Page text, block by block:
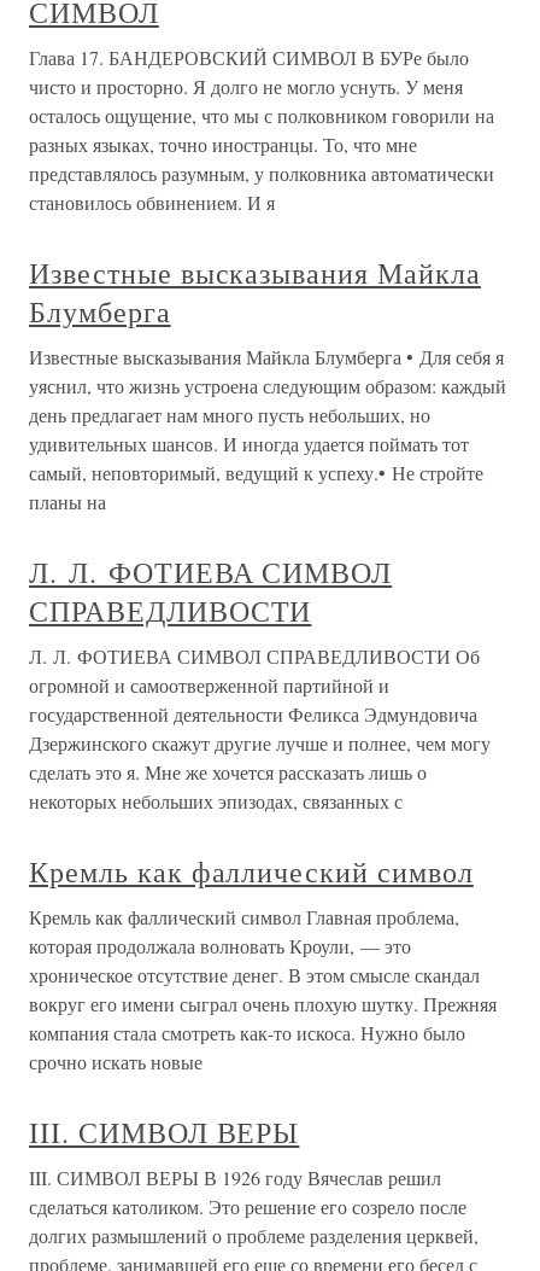
СИМВОЛ
Глава 17. БАНДЕРОВСКИЙ СИМВОЛ В БУРе было
чисто и просторно. Я долго не могло уснуть. У меня
осталось ощущение, что мы с полковником говорили на
разных языках, точно иностранцы. То, что мне
представлялось разумным, у полковника автоматически
становилось обвинением. И я
Известные высказывания Майкла
Блумберга
Известные высказывания Майкла Блумберга • Для себя я
уяснил, что жизнь устроена следующим образом: каждый
день предлагает нам много пусть небольших, но
удивительных шансов. И иногда удается поймать тот
самый, неповторимый, ведущий к успеху.• Не стройте
планы на
Л. Л. ФОТИЕВА СИМВОЛ
СПРАВЕДЛИВОСТИ
Л. Л. ФОТИЕВА СИМВОЛ СПРАВЕДЛИВОСТИ Об
огромной и самоотверженной партийной и
государственной деятельности Феликса Эдмундовича
Дзержинского скажут другие лучше и полнее, чем могу
сделать это я. Мне же хочется рассказать лишь о
некоторых небольших эпизодах, связанных с
Кремль как фаллический символ
Кремль как фаллический символ Главная проблема,
которая продолжала волновать Кроули, — это
хроническое отсутствие денег. В этом смысле скандал
вокруг его имени сыграл очень плохую шутку. Прежняя
компания стала смотреть как-то искоса. Нужно было
срочно искать новые
III. СИМВОЛ ВЕРЫ
III. СИМВОЛ ВЕРЫ В 1926 году Вячеслав решил
сделаться католиком. Это решение его созрело после
долгих размышлений о проблеме разделения церквей,
проблеме, занимавшей его еще со времени его бесед с